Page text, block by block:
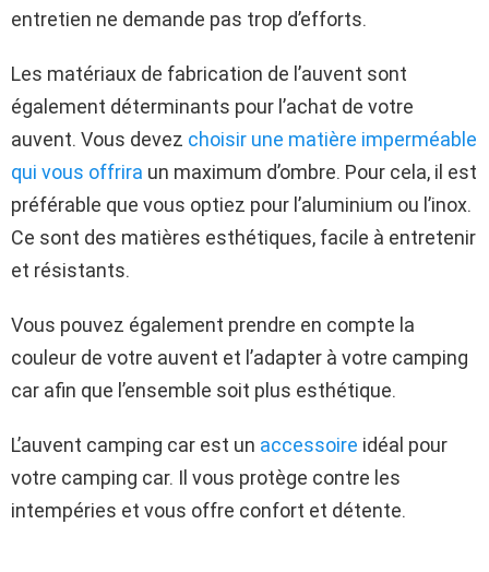
entretien ne demande pas trop d’efforts.
Les matériaux de fabrication de l’auvent sont
également déterminants pour l’achat de votre
auvent. Vous devez choisir une matière imperméable
qui vous offrira un maximum d’ombre. Pour cela, il est
préférable que vous optiez pour l’aluminium ou l’inox.
Ce sont des matières esthétiques, facile à entretenir
et résistants.
Vous pouvez également prendre en compte la
couleur de votre auvent et l’adapter à votre camping
car afin que l’ensemble soit plus esthétique.
L’auvent camping car est un accessoire idéal pour
votre camping car. Il vous protège contre les
intempéries et vous offre confort et détente.